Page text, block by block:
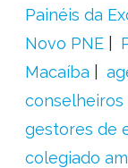
Painéis da
Novo PNE
Macaíba
gestores de
colegiado